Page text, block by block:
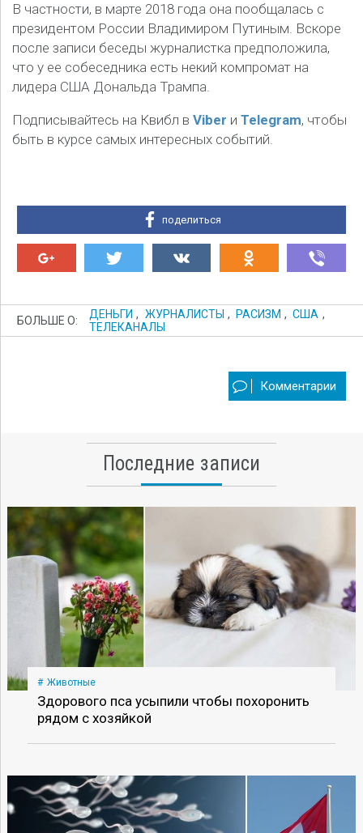
В частности, в марте 2018 года она пообщалась с
президентом России Владимиром Путиным. Вскоре
после записи беседы журналистка предположила,
что у ее собеседника есть некий компромат на
лидера США Дональда Трампа.
Подписывайтесь на Квибл в Viber и Telegram, чтобы
быть в курсе самых интересных событий.
поделиться
БОЛЬШЕ О: ДЕНЬГИ , ЖУРНАЛИСТЫ , РАСИЗМ , США ,
ТЕЛЕКАНАЛЫ
Комментарии
Последние записи
Животные
Здорового пса усыпили чтобы похоронить
рядом с хозяйкой